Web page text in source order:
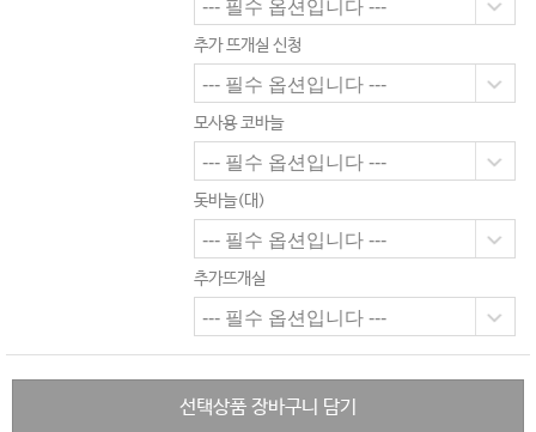
추가 뜨개실 신청
모사용 코바늘
돗바늘(대)
추가뜨개실
선택상품 장바구니 담기